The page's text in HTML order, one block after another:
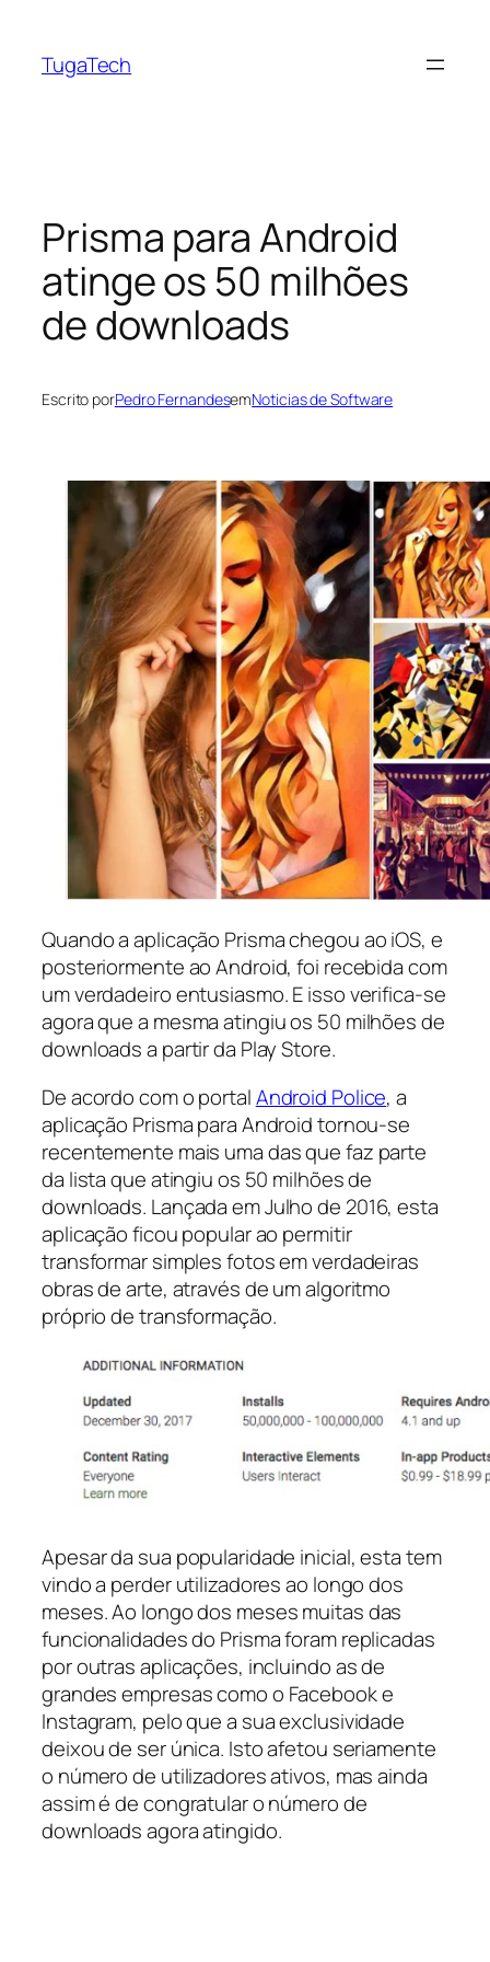
TugaTech
Prisma para Android
atinge os 50 milhões
de downloads
Escrito porPedro FernandesemNoticias de Software
Quando a aplicação Prisma chegou ao iOS, e
posteriormente ao Android, foi recebida com
um verdadeiro entusiasmo. E isso verifica-se
agora que a mesma atingiu os 50 milhões de
downloads a partir da Play Store.
De acordo com o portalAndroid Police, a
aplicação Prisma para Android tornou-se
recentemente mais uma das que faz parte
da lista que atingiu os 50 milhões de
downloads. Lançada em Julho de 2016, esta
aplicação ficou popular ao permitir
transformar simples fotos em verdadeiras
obras de arte, através de um algoritmo
próprio de transformação.
Apesar da sua popularidade inicial, esta tem
vindo a perder utilizadores ao longo dos
meses. Ao longo dos meses muitas das
funcionalidades do Prisma foram replicadas
por outras aplicações, incluindo as de
grandes empresas como o Facebook e
Instagram, pelo que a sua exclusividade
deixou de ser única. Isto afetou seriamente
o número de utilizadores ativos, mas ainda
assim é de congratular o número de
downloads agora atingido.